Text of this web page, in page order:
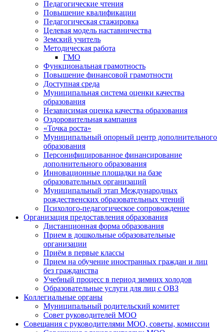
Педагогические чтения
Повышение квалификации
Педагогическая стажировка
Целевая модель наставничества
Земский учитель
Методическая работа
ГМО
Функциональная грамотность
Повышение финансовой грамотности
Доступная среда
Муниципальная система оценки качества
образования
Независимая оценка качества образования
Оздоровительная кампания
«Точка роста»
Муниципальный опорный центр дополнительного
образования
Персонифицированное финансирование
дополнительного образования
Инновационные площадки на базе
образовательных организаций
Муниципальный этап Международных
рождественских образовательных чтений
Психолого-педагогическое сопровождение
Организация предоставления образования
Дистанционная форма образования
Прием в дошкольные образовательные
организации
Приём в первые классы
Прием на обучение иностранных граждан и лиц
без гражданства
Учебный процесс в период зимних холодов
Образовательные услуги для лиц с ОВЗ
Коллегиальные органы
Муниципальный родительский комитет
Совет руководителей МОО
Совещания с руководителями МОО, советы, комиссии